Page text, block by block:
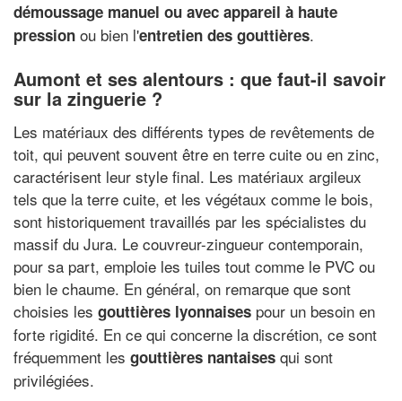
démoussage manuel ou avec appareil à haute
pression ou bien l'entretien des gouttières.
Aumont et ses alentours : que faut-il savoir
sur la zinguerie ?
Les matériaux des différents types de revêtements de
toit, qui peuvent souvent être en terre cuite ou en zinc,
caractérisent leur style final. Les matériaux argileux
tels que la terre cuite, et les végétaux comme le bois,
sont historiquement travaillés par les spécialistes du
massif du Jura. Le couvreur-zingueur contemporain,
pour sa part, emploie les tuiles tout comme le PVC ou
bien le chaume. En général, on remarque que sont
choisies les gouttières lyonnaises pour un besoin en
forte rigidité. En ce qui concerne la discrétion, ce sont
fréquemment les gouttières nantaises qui sont
privilégiées.